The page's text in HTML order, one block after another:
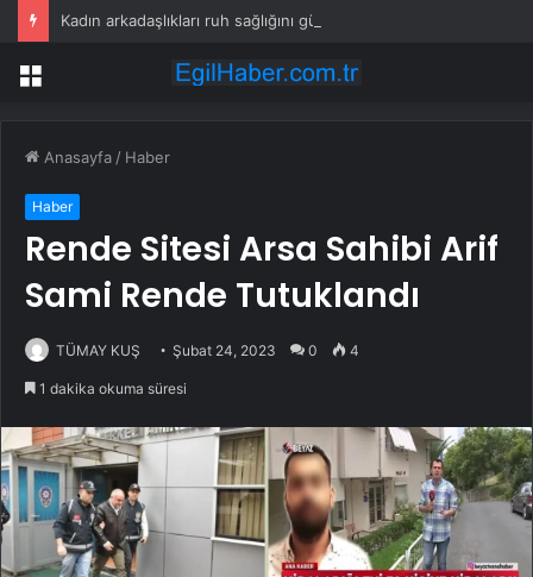
Kadın arkadaşlıkları ruh sağlığını güçlendiriyor
Menü
Anasayfa / Haber
Haber
Rende Sitesi Arsa Sahibi Arif
Sami Rende Tutuklandı
TÜMAY KUŞ Şubat 24, 2023 0 4
1 dakika okuma süresi